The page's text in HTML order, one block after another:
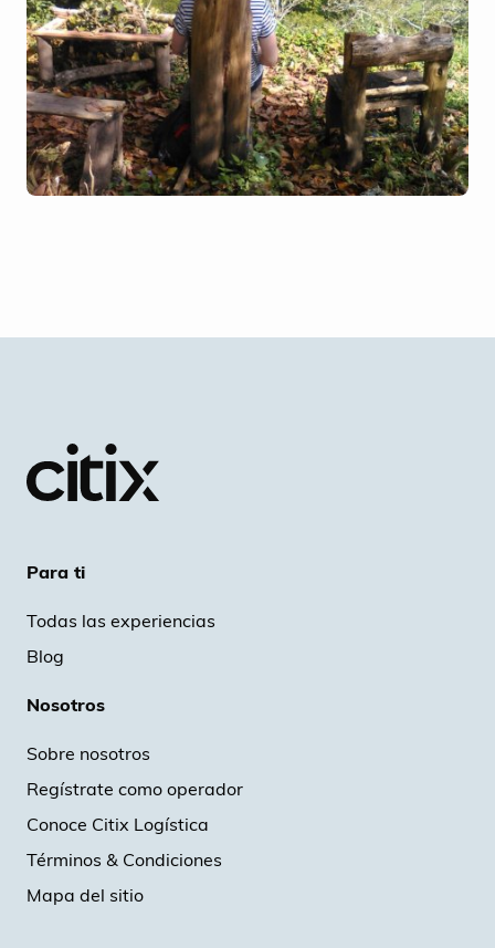
Para ti
Todas las experiencias
Blog
Nosotros
Sobre nosotros
Regístrate como operador
Conoce Citix Logística
Términos & Condiciones
Mapa del sitio